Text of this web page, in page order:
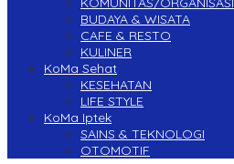
BUDAYA & WISATA
CAFE & RESTO
KULINER
KoMa Sehat
KESEHATAN
LIFE STYLE
KoMa Iptek
SAINS & TEKNOLOGI
OTOMOTIF